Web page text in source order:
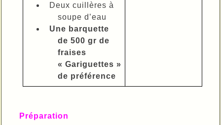
Deux cuillères à
soupe d’eau
Une barquette
de 500 gr de
fraises
« Gariguettes »
de préférence
Préparation